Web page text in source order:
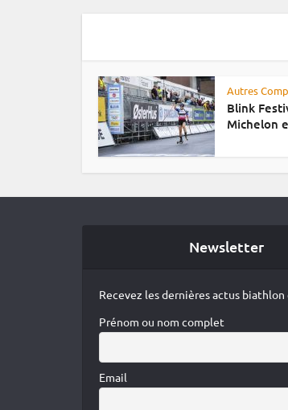
Autres
Blink
Michelon
Newsletter
Recevez les dernières actus biathlon
Prénom ou nom complet
Email